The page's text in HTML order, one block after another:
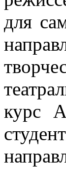
для
курс